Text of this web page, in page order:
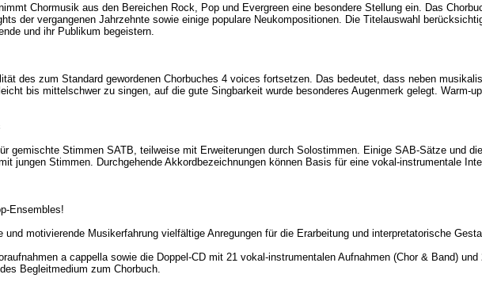
Chormusik aus den Bereichen Rock, Pop und Evergreen eine besondere Stellung ein. Das
der vergangenen Jahrzehnte sowie einige populare Neukompositionen. Die Titelauswahl
und ihr Publikum begeistern.
des zum Standard gewordenen Chorbuches 4 voices fortsetzen. Das bedeutet, dass neben
bis mittelschwer zu singen, auf die gute Singbarkeit wurde besonderes Augenmerk gelegt. Warm-
gemischte Stimmen SATB, teilweise mit Erweiterungen durch Solostimmen. Einige SAB-Sätze und
jungen Stimmen. Durchgehende Akkordbezeichnungen können Basis für eine vokal-instrumentale
Ensembles!
motivierende Musikerfahrung vielfältige Anregungen für die Erarbeitung und interpretatorische
a cappella sowie die Doppel-CD mit 21 vokal-instrumentalen Aufnahmen (Chor & Band)
Begleitmedium zum Chorbuch.